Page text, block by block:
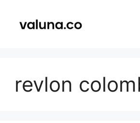
contenido
revlon